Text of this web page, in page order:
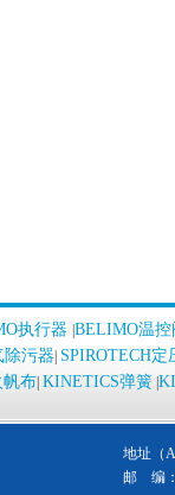
执行器 BELIMO温控
除污器 SPIROTECH
帆布 KINETICS弹簧
地址（
邮 编